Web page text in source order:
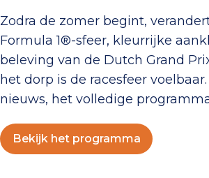
Zodra de zomer begint,
Formula 1®-sfeer, kleurrijke
beleving van de Dutch Grand
het dorp is de racesfeer
nieuws, het volledige
Bekijk het programma